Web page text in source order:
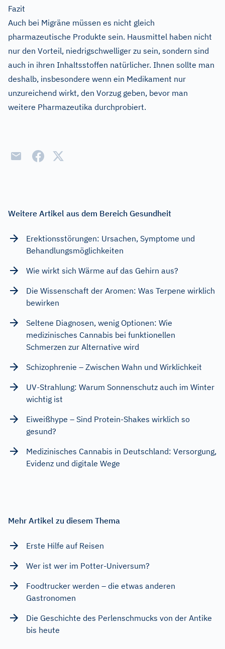
Fazit
Auch bei Migräne müssen es nicht gleich
pharmazeutische Produkte sein. Hausmittel haben nicht
nur den Vorteil, niedrigschwelliger zu sein, sondern sind
auch in ihren Inhaltsstoffen natürlicher. Ihnen sollte man
deshalb, insbesondere wenn ein Medikament nur
unzureichend wirkt, den Vorzug geben, bevor man
weitere Pharmazeutika durchprobiert.
Weitere Artikel aus dem Bereich Gesundheit
Erektionsstörungen: Ursachen, Symptome und
Behandlungsmöglichkeiten
Wie wirkt sich Wärme auf das Gehirn aus?
Die Wissenschaft der Aromen: Was Terpene wirklich
bewirken
Seltene Diagnosen, wenig Optionen: Wie
medizinisches Cannabis bei funktionellen
Schmerzen zur Alternative wird
Schizophrenie – Zwischen Wahn und Wirklichkeit
UV-Strahlung: Warum Sonnenschutz auch im Winter
wichtig ist
Eiweißhype – Sind Protein-Shakes wirklich so
gesund?
Medizinisches Cannabis in Deutschland: Versorgung,
Evidenz und digitale Wege
Mehr Artikel zu diesem Thema
Erste Hilfe auf Reisen
Wer ist wer im Potter-Universum?
Foodtrucker werden – die etwas anderen
Gastronomen
Die Geschichte des Perlenschmucks von der Antike
bis heute